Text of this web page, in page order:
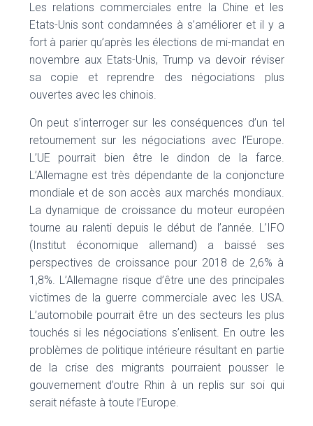
Les relations commerciales entre la Chine et les
Etats-Unis sont condamnées à s’améliorer et il y a
fort à parier qu’après les élections de mi-mandat en
novembre aux Etats-Unis, Trump va devoir réviser
sa copie et reprendre des négociations plus
ouvertes avec les chinois.
On peut s’interroger sur les conséquences d’un tel
retournement sur les négociations avec l’Europe.
L’UE pourrait bien être le dindon de la farce.
L’Allemagne est très dépendante de la conjoncture
mondiale et de son accès aux marchés mondiaux.
La dynamique de croissance du moteur européen
tourne au ralenti depuis le début de l’année. L’IFO
(Institut économique allemand) a baissé ses
perspectives de croissance pour 2018 de 2,6% à
1,8%. L’Allemagne risque d’être une des principales
victimes de la guerre commerciale avec les USA.
L’automobile pourrait être un des secteurs les plus
touchés si les négociations s’enlisent. En outre les
problèmes de politique intérieure résultant en partie
de la crise des migrants pourraient pousser le
gouvernement d’outre Rhin à un replis sur soi qui
serait néfaste à toute l’Europe.